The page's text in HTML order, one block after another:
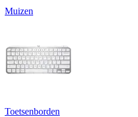
Muizen
Toetsenborden